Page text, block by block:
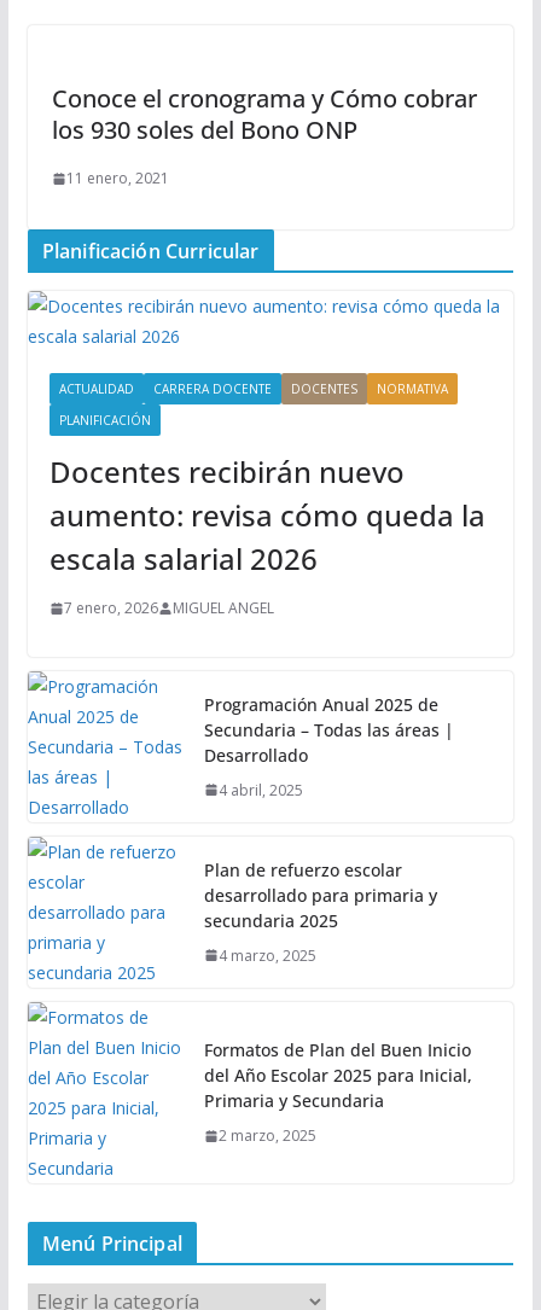
Conoce el cronograma y Cómo cobrar
los 930 soles del Bono ONP
11 enero, 2021
Planificación Curricular
ACTUALIDAD CARRERA DOCENTE DOCENTES
NORMATIVA
PLANIFICACIÓN
Docentes recibirán nuevo
aumento: revisa cómo queda la
escala salarial 2026
7 enero, 2026 MIGUEL ANGEL
Programación Anual 2025 de
Secundaria – Todas las áreas |
Desarrollado
4 abril, 2025
Plan de refuerzo escolar
desarrollado para primaria y
secundaria 2025
4 marzo, 2025
Formatos de Plan del Buen Inicio
del Año Escolar 2025 para Inicial,
Primaria y Secundaria
2 marzo, 2025
Menú Principal
M